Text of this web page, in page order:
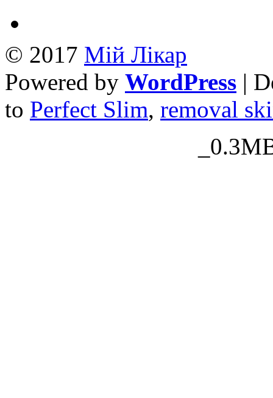
© 2017 Mій Лікар
Powered by WordPress |
to Perfect Slim, removal